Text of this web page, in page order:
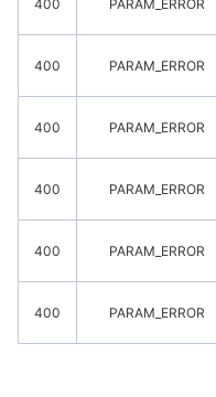
400 PARAM_ERROR
400 PARAM_ERROR
400 PARAM_ERROR
400 PARAM_ERROR
400 PARAM_ERROR
400 PARAM_ERROR